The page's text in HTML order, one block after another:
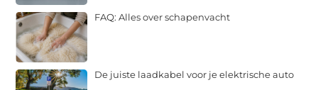
FAQ: Alles over schapenvacht
De juiste laadkabel voor je elektrische auto